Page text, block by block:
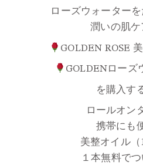
ローズウォーター
潤いの肌ケ
GOLDEN ROSE
GOLDENローズ
を購入す
ロールオン
携帯にも
美整オイル
１本無料で